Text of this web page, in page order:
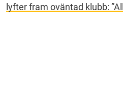
lyfter fram oväntad klubb: